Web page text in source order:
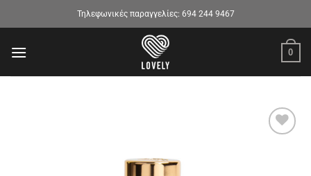
στο
Τηλεφωνικές παραγγελίες: 694 244 9467
0